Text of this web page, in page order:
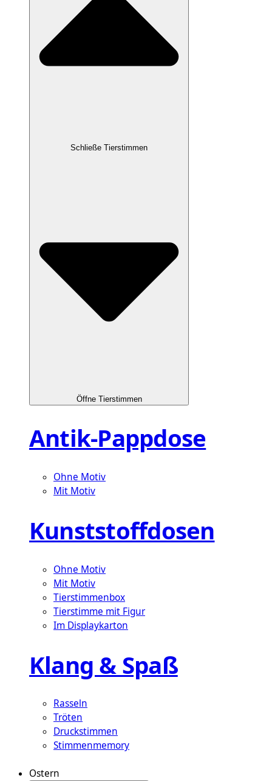
Schließe Tierstimmen
Öffne Tierstimmen
Antik-Pappdose
Ohne Motiv
Mit Motiv
Kunststoffdosen
Ohne Motiv
Mit Motiv
Tierstimmenbox
Tierstimme mit Figur
Im Displaykarton
Klang & Spaß
Rasseln
Tröten
Druckstimmen
Stimmenmemory
Ostern